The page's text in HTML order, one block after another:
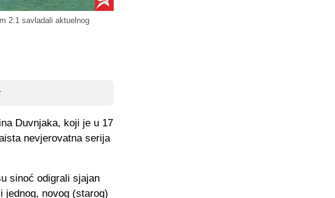
2:1 savladali aktuelnog
Duvnjaka, koji je u 17
nevjerovatna serija
sinoć odigrali sjajan
jednog, novog (starog)